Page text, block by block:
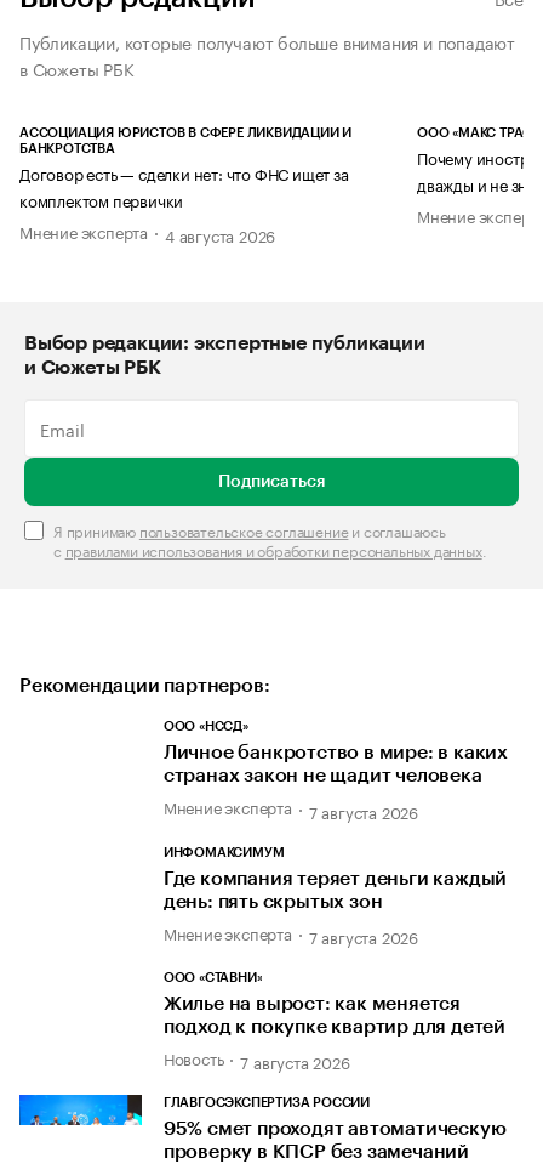
Публикации, которые получают больше внимания и попадают
в Сюжеты РБК
АССОЦИАЦИЯ ЮРИСТОВ В СФЕРЕ ЛИКВИДАЦИИ И
БАНКРОТСТВА
Договор есть — сделки нет: что ФНС ищет за
комплектом первички
Мнение эксперта
4 августа 2026
ООО «МАКС ТРАСТ»
Почему
дважды и не
Мнение
Выбор редакции: экспертные публикации
и Сюжеты РБК
Подписаться
Я принимаю пользовательское соглашениеи соглашаюсь
с правилами использования и обработки персональных данных.
Рекомендации партнеров:
ООО «НССД»
Личное банкротство в мире: в каких
странах закон не щадит человека
Мнение эксперта 7 августа 2026
ИНФОМАКСИМУМ
Где компания теряет деньги каждый
день: пять скрытых зон
Мнение эксперта 7 августа 2026
ООО «СТАВНИ»
Жилье на вырост: как меняется
подход к покупке квартир для детей
Новость 7 августа 2026
ГЛАВГОСЭКСПЕРТИЗА РОССИИ
95% смет проходят автоматическую
проверку в КПСР без замечаний